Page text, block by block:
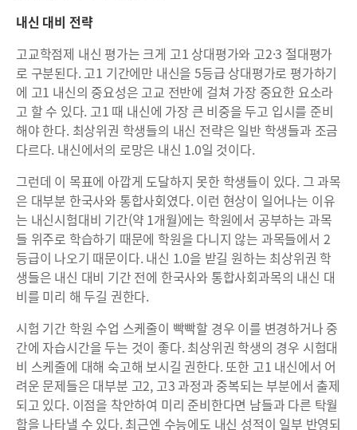
내신 대비 전략
고교학점제 내신 평가는 크게 고1 상대평가와 고2·3 절대평가
로 구분된다. 고1 기간에만 내신을 5등급 상대평가로 평가하기
에 고1 내신의 중요성은 고교 전반에 걸쳐 가장 중요한 요소라
고 할 수 있다. 고1 때 내신에 가장 큰 비중을 두고 입시를 준비
해야 한다. 최상위권 학생들의 내신 전략은 일반 학생들과 조금
다르다. 내신에서의 로망은 내신 1.0일 것이다.
그런데 이 목표에 아깝게 도달하지 못한 학생들이 있다. 그 과목
은 대부분 한국사와 통합사회였다. 이런 현상이 일어나는 이유
는 내신시험대비 기간(약 1개월)에는 학원에서 공부하는 과목
들 위주로 학습하기 때문에 학원을 다니지 않는 과목들에서 2
등급이 나오기 때문이다. 내신 1.0을 받길 원하는 최상위권 학
생들은 내신 대비 기간 전에 한국사와 통합사회과목의 내신 대
비를 미리 해 두길 권한다.
시험 기간 학원 수업 스케줄이 빡빡할 경우 이를 변경하거나 중
간에 자습시간을 두는 것이 좋다. 최상위권 학생의 경우 시험대
비 스케줄에 대해 숙고해 보시길 권한다. 또한 고1 내신에서 어
려운 문제들은 대부분 고2, 고3 과정과 중복되는 부분에서 출제
되고 있다. 이점을 착안하여 미리 준비한다면 남들과 다른 탁월
함을 나타낼 수 있다. 최근엔 수능에도 내신 성적이 일부 반영되